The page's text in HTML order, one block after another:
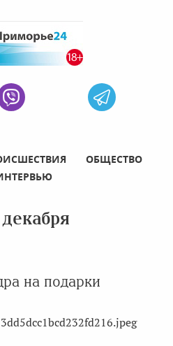
ОБЩЕСТВО
на подарки